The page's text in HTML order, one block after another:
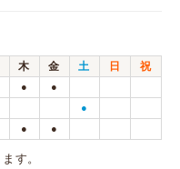
木 金 土 日
祝
● ●
●
● ●
す。